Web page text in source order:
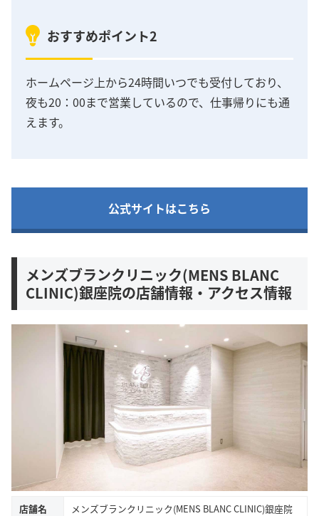
おすすめポイント2
ホームページ上から24時間いつでも受付しており、
夜も20：00まで営業しているので、仕事帰りにも通
えます。
公式サイトはこちら
メンズブランクリニック(MENS BLANC
CLINIC)銀座院の店舗情報・アクセス情報
店舗名
メンズブランクリニック(MENS BLANC CLINIC)銀座院